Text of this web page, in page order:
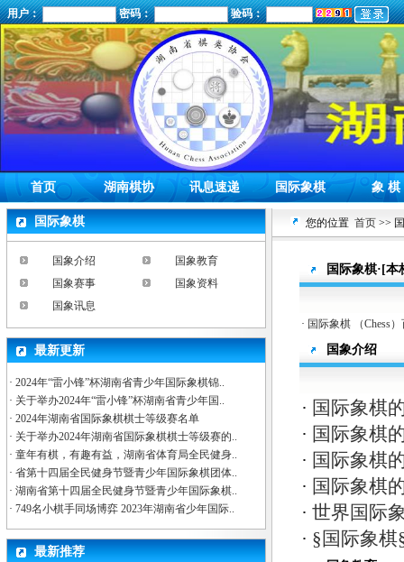
用户： 密码： 验码：
首页 湖南棋协 讯息速递 国际象棋 象 棋
国际象棋
国象介绍
国象教育
国象赛事
国象资料
国象讯息
最新更新
· 2024年“雷小锋”杯湖南省青少年国际象棋锦..
· 关于举办2024年“雷小锋”杯湖南省青少年国..
· 2024年湖南省国际象棋棋士等级赛名单
· 关于举办2024年湖南省国际象棋棋士等级赛的..
· 童年有棋，有趣有益，湖南省体育局全民健身..
· 省第十四届全民健身节暨青少年国际象棋团体..
· 湖南省第十四届全民健身节暨青少年国际象棋..
· 749名小棋手同场博弈 2023年湖南省少年国际..
最新推荐
您的位置 首页 >>
国际象棋·[本
· 国际象棋 （Chess
国象介绍
· 国际象棋
· 国际象棋
· 国际象棋
· 国际象棋
· 世界国际
· §国际象棋